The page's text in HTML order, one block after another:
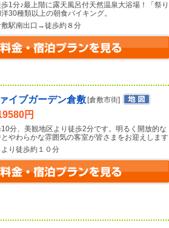
1分♪最上階に露天風呂付天然温泉大浴場！「祭り
30種類以上の朝食バイキング。
敷駅南出口→徒歩約８分
イブガーデン倉敷 [倉敷市街]
円
分、美観地区より徒歩2分です。明るく開放的な
やわらかな雰囲気の客室が皆さまをお迎えします
より徒歩約１０分